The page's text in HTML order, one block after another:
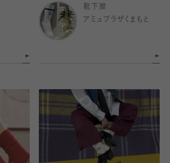
靴下屋
アミュプラザくまもと